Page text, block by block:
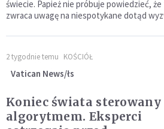
świecie. Papież nie próbuje powiedzieć,
zwraca uwagę na niespotykane dotąd
2 tygodnie temu KOŚCIÓŁ
Vatican News/łs
Koniec świata sterowany
algorytmem. Eksperci